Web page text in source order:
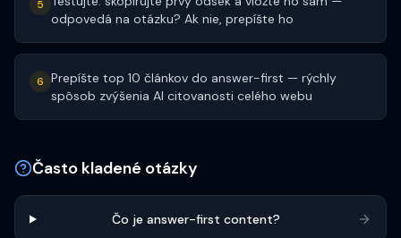
5
odpovedá na otázku? Ak nie, prepíšte ho
6 Prepíšte top 10 článkov do answer-first — rýchly
spôsob zvýšenia AI citovanosti celého webu
Často kladené otázky
Čo je answer-first content?